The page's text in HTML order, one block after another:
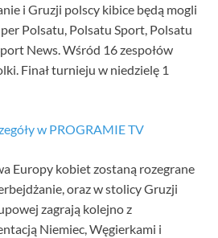
i Gruzji polscy kibice będą mogli
Polsatu, Polsatu Sport, Polsatu
News. Wśród 16 zespołów
Finał turnieju w niedzielę 1
w PROGRAMIE TV
Europy kobiet zostaną rozegrane
oraz w stolicy Gruzji
zagrają kolejno z
Niemiec, Węgierkami i